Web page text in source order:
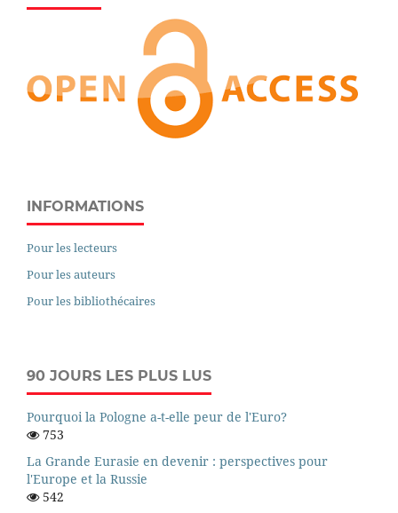
INFORMATIONS
Pour les lecteurs
Pour les auteurs
Pour les bibliothécaires
90 JOURS LES PLUS LUS
Pourquoi la Pologne a-t-elle peur de l'Euro?
753
La Grande Eurasie en devenir : perspectives pour
l'Europe et la Russie
542